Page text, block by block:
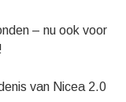
– nu ook voor
van Nicea 2.0